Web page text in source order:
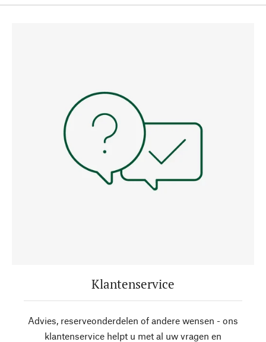
Klantenservice
Advies, reserveonderdelen of andere wensen - ons
klantenservice helpt u met al uw vragen en